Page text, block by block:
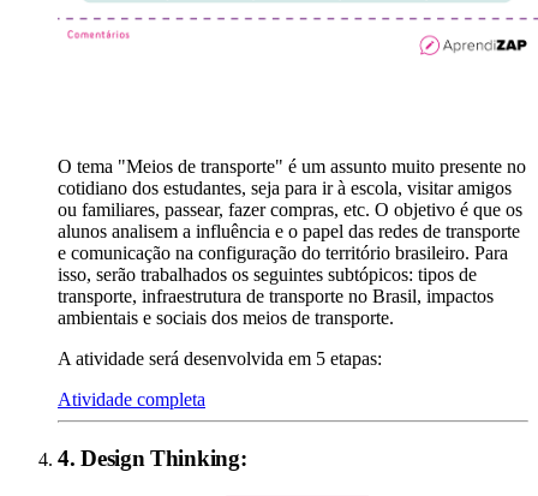
O tema "Meios de transporte" é um assunto muito presente no
cotidiano dos estudantes, seja para ir à escola, visitar amigos
ou familiares, passear, fazer compras, etc. O objetivo é que os
alunos analisem a influência e o papel das redes de transporte
e comunicação na configuração do território brasileiro. Para
isso, serão trabalhados os seguintes subtópicos: tipos de
transporte, infraestrutura de transporte no Brasil, impactos
ambientais e sociais dos meios de transporte.
A atividade será desenvolvida em 5 etapas:
Atividade completa
4.Design Thinking: